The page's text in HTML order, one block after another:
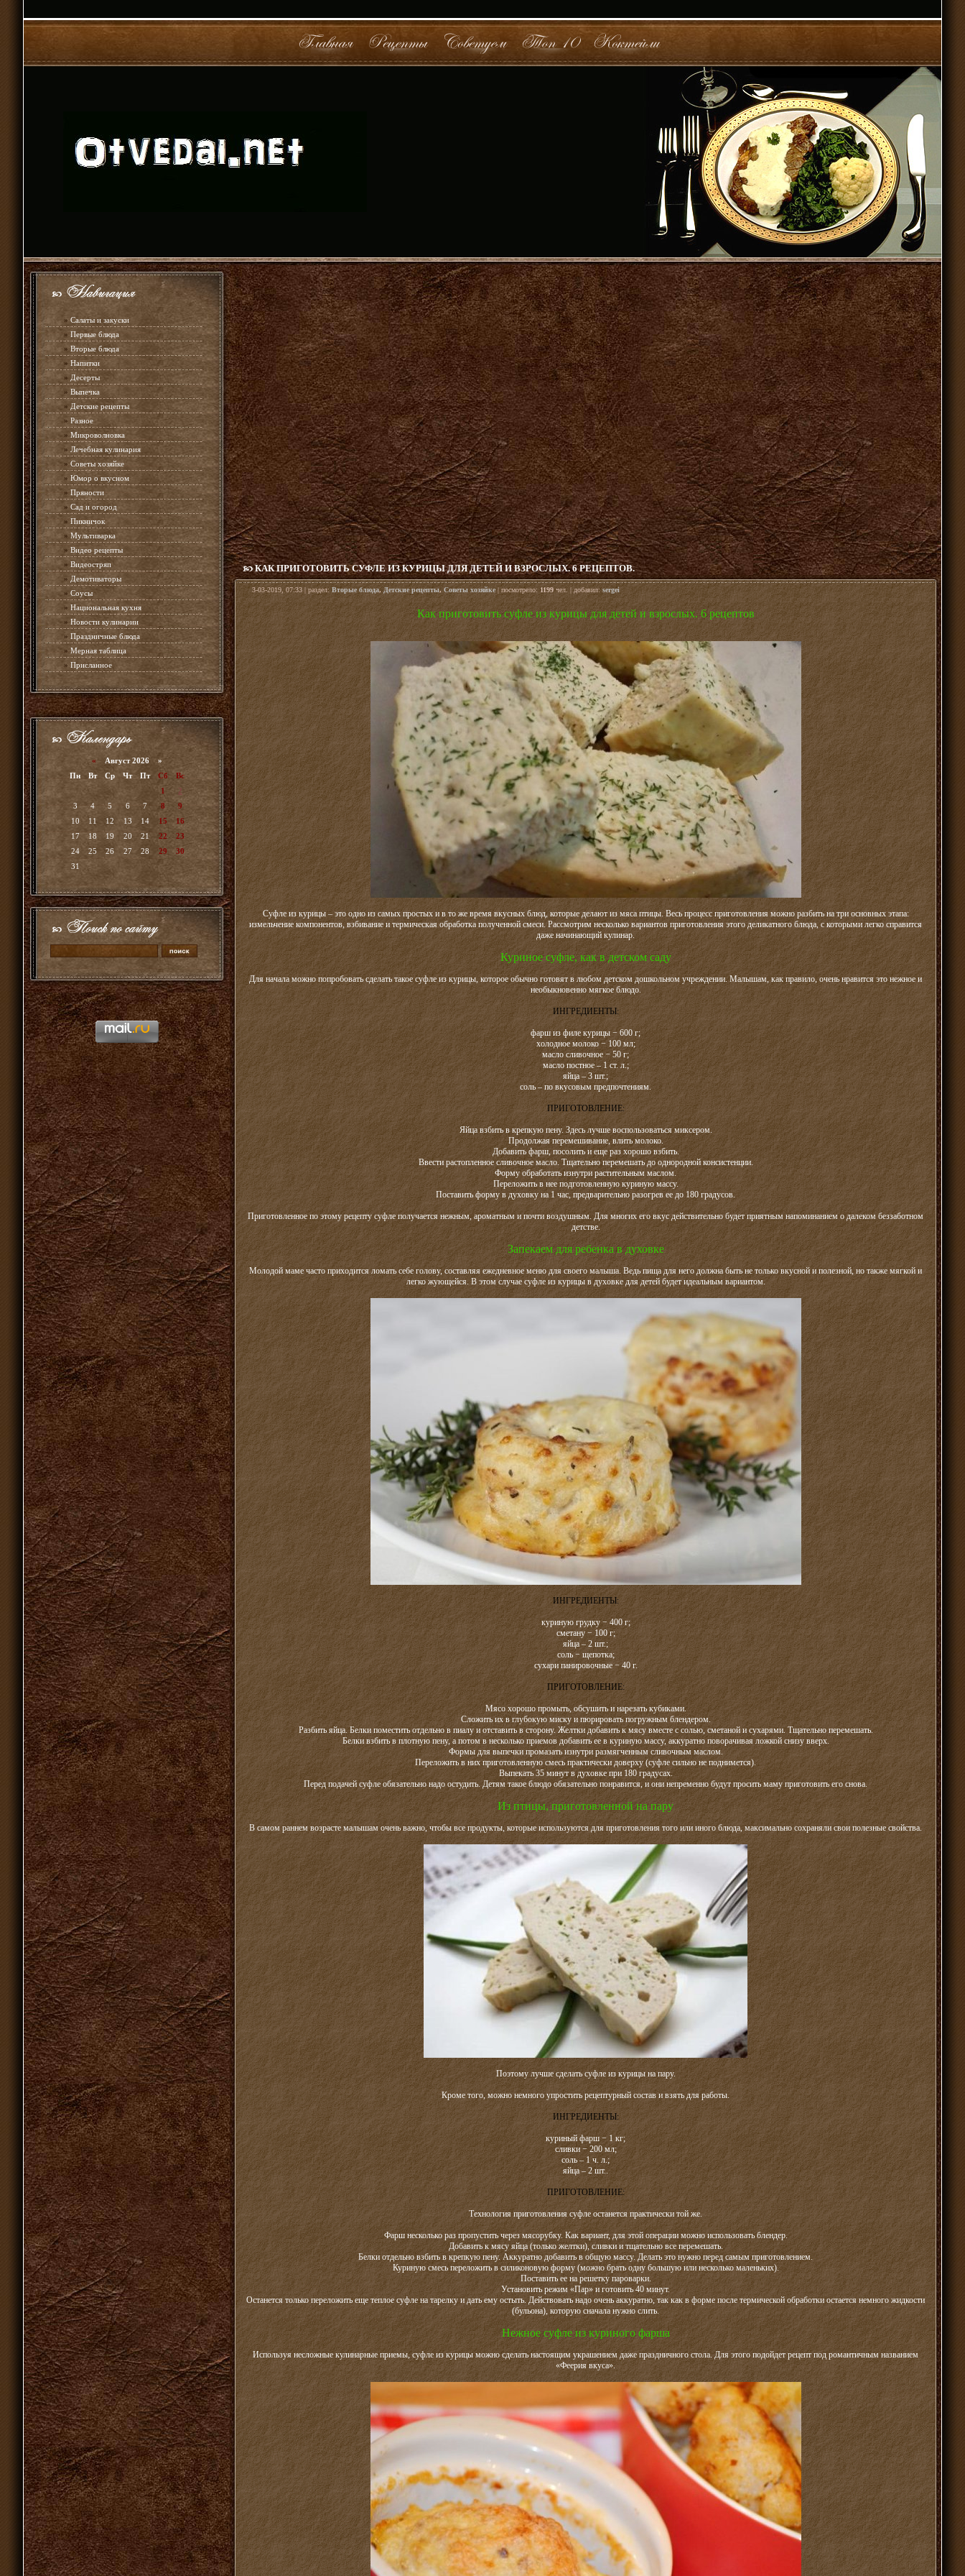
» Салаты и закуски
» Первые блюда
» Вторые блюда
» Напитки
»Десерты
» Выпечка
» Детские рецепты
» Разное
» Микроволновка
» Лечебная кулинария
» Советы хозяйке
» Юмор о вкусном
» Пряности
» Сад и огород
» Пикничок
» Мультиварка
» Видео рецепты
» Видеостряп
» Демотиваторы
» Соусы
» Национальная кухня
» Новости кулинарии
» Праздничные блюда
» Мерная таблица
» Присланное
« Август 2026 »
Пн
Вт Ср Чт Пт Сб
Вс
1
2
3
4 5 6 7 8
9
10
11 12 13 14 15
16
17
18 19 20 21 22
23
24
25 26 27 28 29
30
31
КАК ПРИГОТОВИТЬ СУФЛЕ ИЗ КУРИЦЫ ДЛЯ ДЕТЕЙ И ВЗРОСЛЫХ. 6 РЕЦЕПТОВ.
3-03-2019, 07:33 | раздел: Вторые блюда,Детские рецепты, Советы хозяйке| посмотрело:1199 чел. | добавил:sergei
Как приготовить суфле из курицы для детей и взрослых. 6 рецептов
Суфле из курицы – это одно из самых простых и в то же время вкусных блюд, которые делают из мяса птицы. Весь процесс приготовления можно разбить на три основных этапа:
измельчение компонентов, взбивание и термическая обработка полученной смеси. Рассмотрим несколько вариантов приготовления этого деликатного блюда, с которыми легко справится
даже начинающий кулинар.
Куриное суфле, как в детском саду
Для начала можно попробовать сделать такое суфле из курицы, которое обычно готовят в любом детском дошкольном учреждении. Малышам, как правило, очень нравится это нежное и
необыкновенно мягкое блюдо.
ИНГРЕДИЕНТЫ:
фарш из филе курицы − 600 г;
холодное молоко − 100 мл;
масло сливочное − 50 г;
масло постное – 1 ст. л.;
яйца – 3 шт.;
соль – по вкусовым предпочтениям.
ПРИГОТОВЛЕНИЕ:
Яйца взбить в крепкую пену. Здесь лучше воспользоваться миксером.
Продолжая перемешивание, влить молоко.
Добавить фарш, посолить и еще раз хорошо взбить.
Ввести растопленное сливочное масло. Тщательно перемешать до однородной консистенции.
Форму обработать изнутри растительным маслом.
Переложить в нее подготовленную куриную массу.
Поставить форму в духовку на 1 час, предварительно разогрев ее до 180 градусов.
Приготовленное по этому рецепту суфле получается нежным, ароматным и почти воздушным. Для многих его вкус действительно будет приятным напоминанием о далеком беззаботном
детстве.
Запекаем для ребенка в духовке
Молодой маме часто приходится ломать себе голову, составляя ежедневное меню для своего малыша. Ведь пища для него должна быть не только вкусной и полезной, но также мягкой и
легко жующейся. В этом случае суфле из курицы в духовке для детей будет идеальным вариантом.
ИНГРЕДИЕНТЫ:
куриную грудку − 400 г;
сметану − 100 г;
яйца – 2 шт.;
соль − щепотка;
сухари панировочные − 40 г.
ПРИГОТОВЛЕНИЕ:
Мясо хорошо промыть, обсушить и нарезать кубиками.
Сложить их в глубокую миску и пюрировать погружным блендером.
Разбить яйца. Белки поместить отдельно в пиалу и отставить в сторону. Желтки добавить к мясу вместе с солью, сметаной и сухарями. Тщательно перемешать.
Белки взбить в плотную пену, а потом в несколько приемов добавить ее в куриную массу, аккуратно поворачивая ложкой снизу вверх.
Формы для выпечки промазать изнутри размягченным сливочным маслом.
Переложить в них приготовленную смесь практически доверху (суфле сильно не поднимется).
Выпекать 35 минут в духовке при 180 градусах.
Перед подачей суфле обязательно надо остудить. Детям такое блюдо обязательно понравится, и они непременно будут просить маму приготовить его снова.
Из птицы, приготовленной на пару
В самом раннем возрасте малышам очень важно, чтобы все продукты, которые используются для приготовления того или иного блюда, максимально сохраняли свои полезные свойства.
Поэтому лучше сделать суфле из курицы на пару.
Кроме того, можно немного упростить рецептурный состав и взять для работы.
ИНГРЕДИЕНТЫ:
куриный фарш − 1 кг;
сливки − 200 мл;
соль – 1 ч. л.;
яйца – 2 шт..
ПРИГОТОВЛЕНИЕ:
Технология приготовления суфле останется практически той же.
Фарш несколько раз пропустить через мясорубку. Как вариант, для этой операции можно использовать блендер.
Добавить к мясу яйца (только желтки), сливки и тщательно все перемешать.
Белки отдельно взбить в крепкую пену. Аккуратно добавить в общую массу. Делать это нужно перед самым приготовлением.
Куриную смесь переложить в силиконовую форму (можно брать одну большую или несколько маленьких).
Поставить ее на решетку пароварки.
Установить режим «Пар» и готовить 40 минут.
Останется только переложить еще теплое суфле на тарелку и дать ему остыть. Действовать надо очень аккуратно, так как в форме после термической обработки остается немного жидкости
(бульона), которую сначала нужно слить.
Нежное суфле из куриного фарша
Используя несложные кулинарные приемы, суфле из курицы можно сделать настоящим украшением даже праздничного стола. Для этого подойдет рецепт под романтичным названием
«Феерия вкуса».